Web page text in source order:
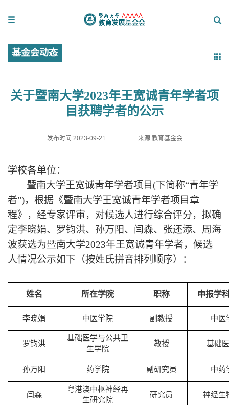
基金会动态
关于暨南大学2023年王宽诚青年学者项
目获聘学者的公示
发布时间:2023-09-21 来源:教育基金会
学校各单位：
暨南大学王宽诚靑年学者项目(下简称“青年学
者”)，根据《暨南大学王宽诚青年学者项目章
程》， 经专家评审，对候选人进行综合评分，拟确
定李晓娟、罗钧洪、孙万阳、闫森、张还添、周海
波获选为暨南大学2023年王宽诚青年学者，候选
人情况公示如下 （按姓氏拼音排列顺序） ：
姓名 所在学院 职称 申报学
李晓娟 中医学院 副教授 中医
罗钧洪
基础医学与公共卫
生学院
教授 基础
孙万阳 药学院 副研究员 中药
闫森
粤港澳中枢神经再
生研究院
研究员 神经生